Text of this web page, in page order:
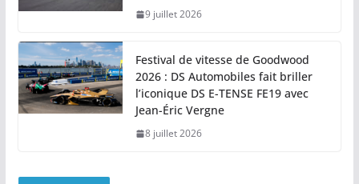
9 juillet 2026
Festival de vitesse de Goodwood
2026 : DS Automobiles fait briller
l’iconique DS E-TENSE FE19 avec
Jean-Éric Vergne
8 juillet 2026